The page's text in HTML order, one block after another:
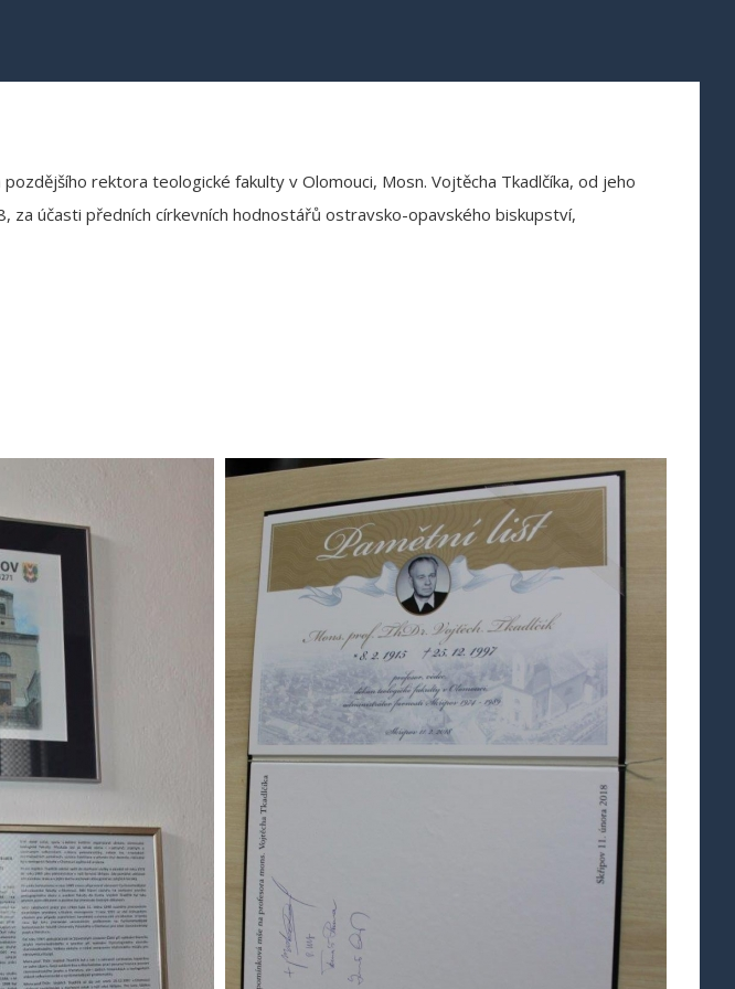
rektora teologické fakulty v Olomouci, Mosn. Vojtěcha Tkadlčíka, od jeho
za účasti předních církevních hodnostářů ostravsko-opavského biskupství,